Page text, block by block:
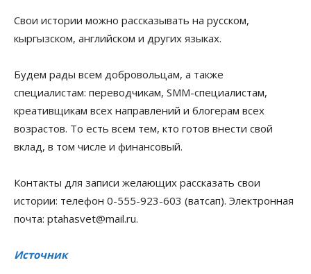
Свои истории можно рассказывать на русском,
кыргызском, английском и других языках.
Будем рады всем добровольцам, а также
специалистам: переводчикам, SMM-специалистам,
креативщикам всех направлений и блогерам всех
возрастов. То есть всем тем, кто готов внести свой
вклад, в том числе и финансовый.
Контакты для записи желающих рассказать свои
истории: телефон 0-555-923-603 (ватсап). Электронная
почта: ptahasvet@mail.ru.
Источник